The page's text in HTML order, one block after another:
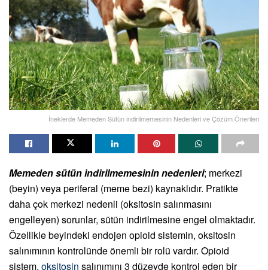
İneklerde Memeden Sütün indirilmemesinin Nedenleri ve Çözüm Önerileri
Memeden sütün indirilmemesinin nedenleri; merkezi
(beyin) veya periferal (meme bezi) kaynaklıdır. Pratikte
daha çok merkezi nedenli (oksitosin salınmasını
engelleyen) sorunlar, sütün indirilmesine engel olmaktadır.
Özellikle beyindeki endojen opioid sistemin, oksitosin
salınımının kontrolünde önemli bir rolü vardır. Opioid
sistem, oksitosin salınımını 3 düzeyde kontrol eden bir